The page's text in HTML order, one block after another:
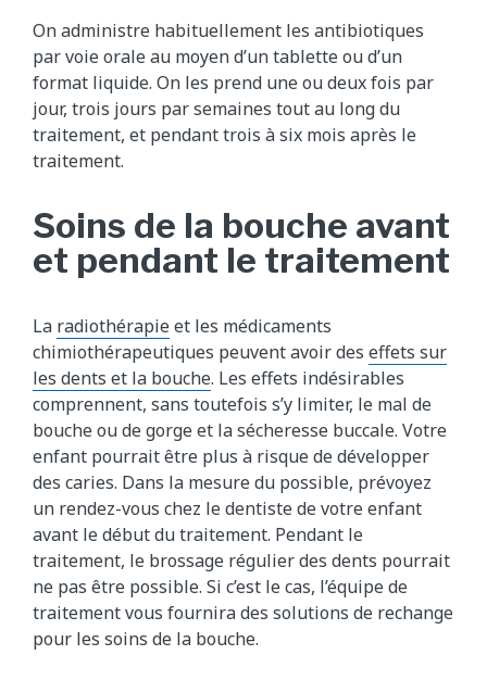
On administre habituellement les antibiotiques
par voie orale au moyen d’un tablette ou d’un
format liquide. On les prend une ou deux fois par
jour, trois jours par semaines tout au long du
traitement, et pendant trois à six mois après le
traitement.
Soins de la bouche avant
et pendant le traitement
La radiothérapieet les médicaments
chimiothérapeutiques peuvent avoir des effets sur
les dents et la bouche. Les effets indésirables
comprennent, sans toutefois s’y limiter, le mal de
bouche ou de gorge et la sécheresse buccale. Votre
enfant pourrait être plus à risque de développer
des caries. Dans la mesure du possible, prévoyez
un rendez-vous chez le dentiste de votre enfant
avant le début du traitement. Pendant le
traitement, le brossage régulier des dents pourrait
ne pas être possible. Si c’est le cas, l’équipe de
traitement vous fournira des solutions de rechange
pour les soins de la bouche.